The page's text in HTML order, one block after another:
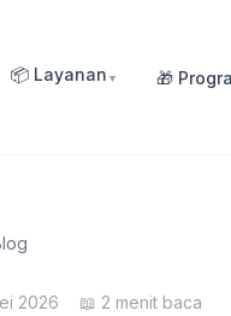
📦 Layanan ▼ 🎁
2026 📖 2 menit baca